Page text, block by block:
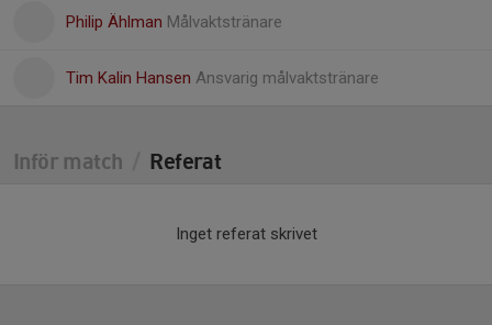
Philip Ählman Målvaktstränare
Tim Kalin Hansen Ansvarig målvaktstränare
Inför match Referat
Inget referat skrivet